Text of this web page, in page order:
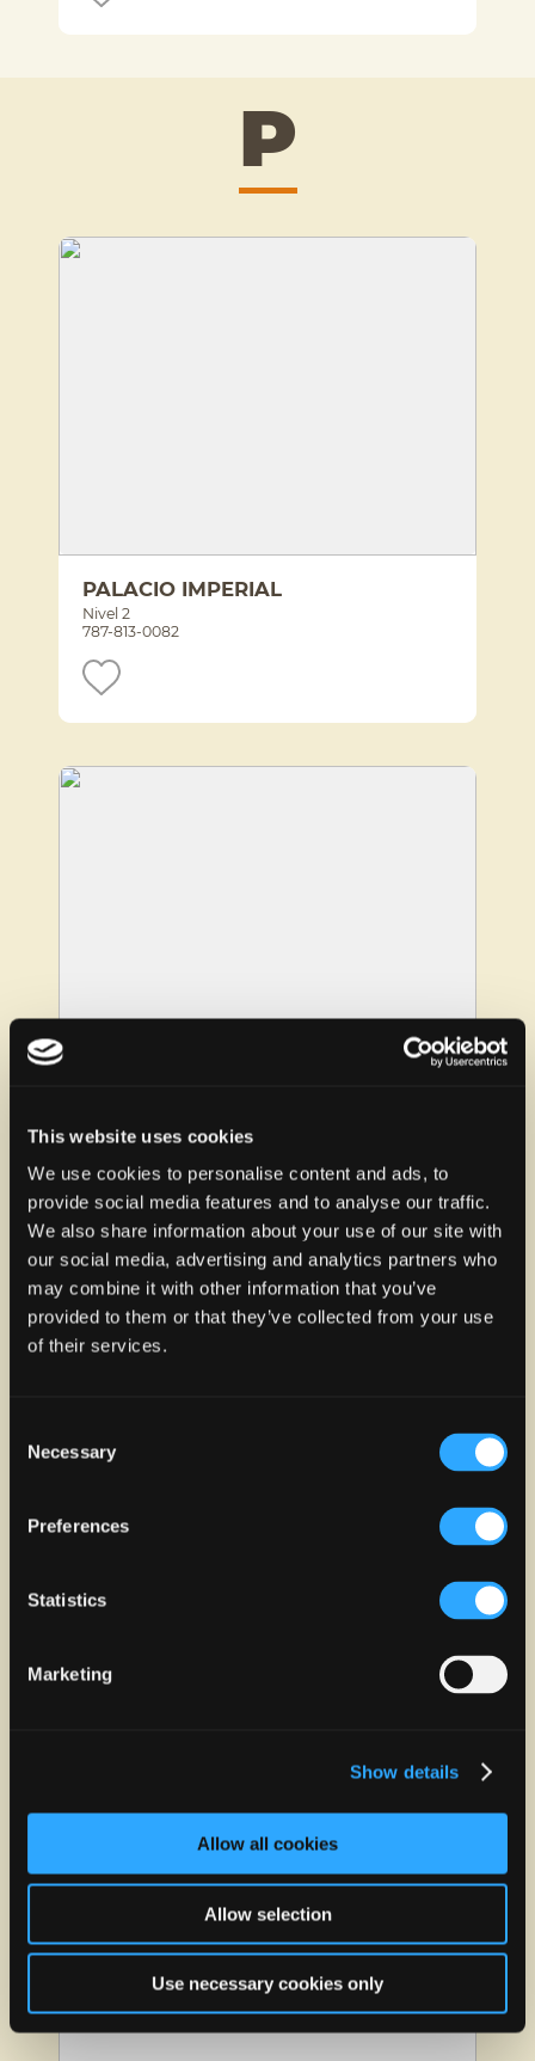
This website uses cookies
We use cookies to personalise content and ads, to
provide social media features and to analyse our traffic.
We also share information about your use of our site with
our social media, advertising and analytics partners who
may combine it with other information that you’ve
provided to them or that they’ve collected from your use
of their services.
Selection
Necessary
Preferences
Statistics
Marketing
Show details
Allow all cookies
Allow selection
Use necessary cookies only
P
PALACIO IMPERIAL
Nivel 2
787-813-0082
Nivel 1